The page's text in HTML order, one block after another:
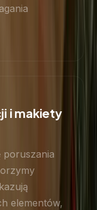
i makiety
poruszania
elementów,